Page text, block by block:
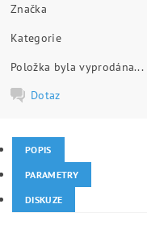
Značka
Kategorie
Položka byla vyprodána...
Dotaz
POPIS
PARAMETRY
DISKUZE